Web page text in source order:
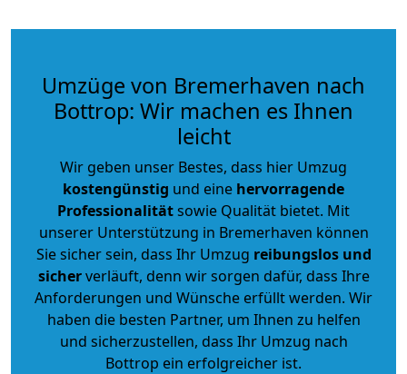
Umzüge von Bremerhaven nach
Bottrop: Wir machen es Ihnen
leicht
Wir geben unser Bestes, dass hier Umzug
kostengünstig und eine hervorragende
Professionalitätsowie Qualität bietet. Mit
unserer Unterstützung in Bremerhaven können
Sie sicher sein, dass Ihr Umzug reibungslos und
sicherverläuft, denn wir sorgen dafür, dass Ihre
Anforderungen und Wünsche erfüllt werden. Wir
haben die besten Partner, um Ihnen zu helfen
und sicherzustellen, dass Ihr Umzug nach
Bottrop ein erfolgreicher ist.